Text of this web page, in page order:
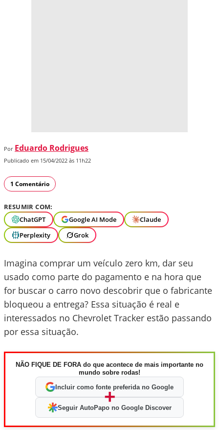
Por Eduardo Rodrigues
Publicado em 15/04/2022 às 11h22
1 Comentário
RESUMIR COM:
ChatGPT
Google AI Mode
Claude
Perplexity
Grok
Imagina comprar um veículo zero km, dar seu
usado como parte do pagamento e na hora que
for buscar o carro novo descobrir que o fabricante
bloqueou a entrega? Essa situação é real e
interessados no Chevrolet Tracker estão passando
por essa situação.
NÃO FIQUE DE FORA do que acontece de mais importante no
mundo sobre rodas!
Incluir como fonte preferida no Google
+
Seguir AutoPapo no Google Discover